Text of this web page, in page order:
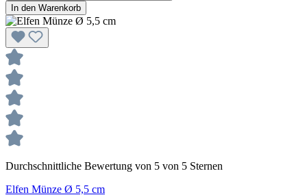
In den Warenkorb
Durchschnittliche Bewertung von 5 von 5 Sternen
Elfen Münze Ø 5,5 cm